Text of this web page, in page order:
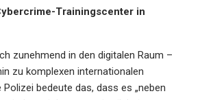
Trainingscenter in
zunehmend in den digitalen Raum –
zu komplexen internationalen
bedeute das, dass es „neben